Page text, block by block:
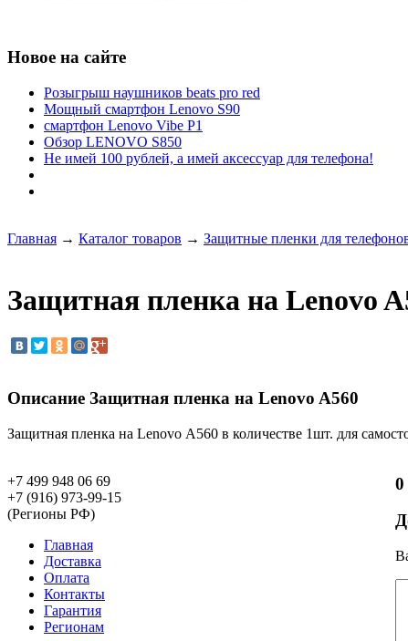
Новое на сайте
Розыгрыш наушников beats pro red
Мощный смартфон Lenovo S90
смартфон Lenovo Vibe P1
Обзор LENOVO S850
Не имей 100 рублей, а имей аксессуар для телефона!
Главная → Каталог товаров → Защитные пленки для
Защитная пленка на Lenovo
Описание Защитная пленка на Lenovo A560
Защитная пленка на Lenovo A560 в количестве 1шт. для
+7 499 948 06 69
+7 (916) 973-99-15
(Регионы РФ)
Главная
Доставка
Оплата
Контакты
Гарантия
Регионам